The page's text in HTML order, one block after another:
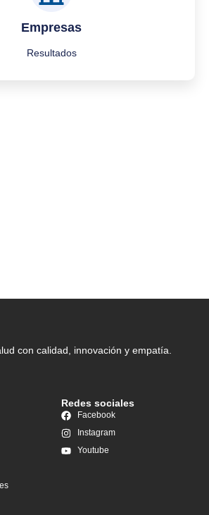
Empresas
Resultados
con calidad, innovación y empatía.
Redes sociales
Facebook
Instagram
Youtube